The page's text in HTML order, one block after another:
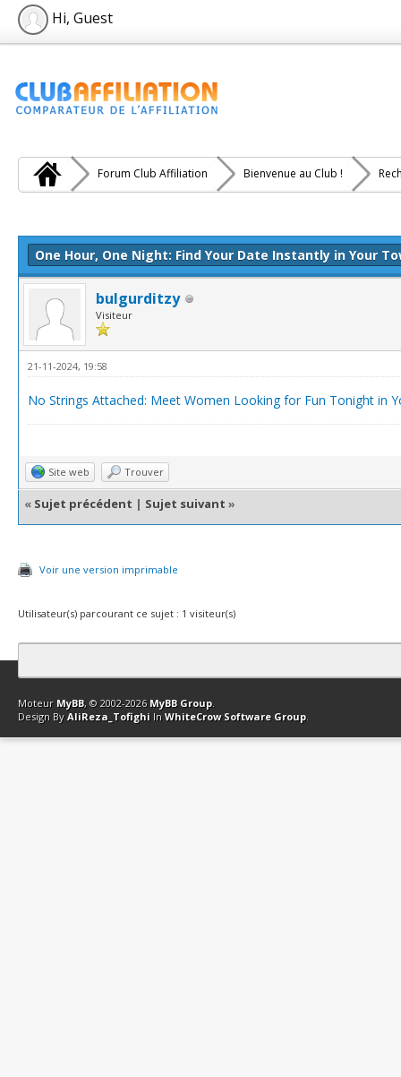
Hi, Guest
Forum Club Affiliation Bienvenue au Club !
One Hour, One Night: Find Your Date Instantly in Your
bulgurditzy
Visiteur
21-11-2024, 19:58
No Strings Attached: Meet Women Looking for Fun Tonight in
Site web Trouver
« Sujet précédent | Sujet suivant »
Voir une version imprimable
Utilisateur(s) parcourant ce sujet : 1 visiteur(s)
Contact Club Affiliation Retourner en haut Version bas-débit
Moteur MyBB, © 2002-2026 MyBB Group.
Design By AliReza_Tofighi In WhiteCrow Software Group.